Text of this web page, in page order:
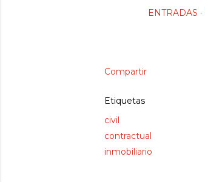
ENTRADAS
Compartir
Etiquetas
civil
contractual
inmobiliario